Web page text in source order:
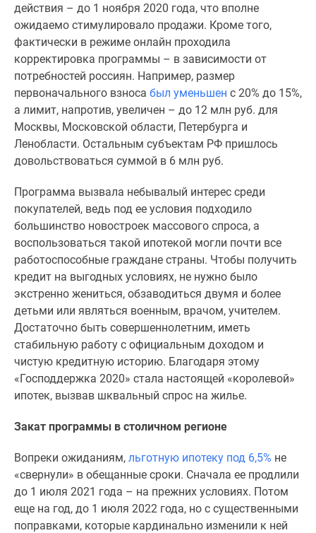
программы
Медиа
Новости
недвижимости
Мнение
эксперта
Аналитика
рынка
Покупателю
Экспертиза
Эксперты
авторы
проекте
Контакты
Реклама
сайте
Дзен
Машино-
места
#траншевая
ипотека
#рассрочка
Квартиры
действия – до 1 ноября 2020 года, что вполне
ожидаемо стимулировало продажи. Кроме того,
фактически в режиме онлайн проходила
корректировка программы – в зависимости от
потребностей россиян. Например, размер
первоначального взноса был уменьшен с 20% до 15%,
а лимит, напротив, увеличен – до 12 млн руб. для
Москвы, Московской области, Петербурга и
Ленобласти. Остальным субъектам РФ пришлось
довольствоваться суммой в 6 млн руб.
Программа вызвала небывалый интерес среди
покупателей, ведь под ее условия подходило
большинство новостроек массового спроса, а
воспользоваться такой ипотекой могли почти все
работоспособные граждане страны. Чтобы получить
кредит на выгодных условиях, не нужно было
экстренно жениться, обзаводиться двумя и более
детьми или являться военным, врачом, учителем.
Достаточно быть совершеннолетним, иметь
стабильную работу с официальным доходом и
чистую кредитную историю. Благодаря этому
«Господдержка 2020» стала настоящей «королевой»
ипотек, вызвав шквальный спрос на жилье.
Закат программы в столичном регионе
Вопреки ожиданиям, льготную ипотеку под 6,5% не
«свернули» в обещанные сроки. Сначала ее продлили
до 1 июля 2021 года – на прежних условиях. Потом
еще на год, до 1 июля 2022 года, но с существенными
поправками, которые кардинально изменили к ней